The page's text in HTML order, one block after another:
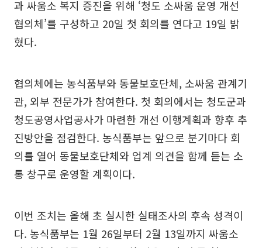
과 싸움소 복지 증진을 위해 ‘청도 소싸움 운영 개선
협의체’를 구성하고 20일 첫 회의를 연다고 19일 밝
혔다.
협의체에는 농식품부와 동물보호단체, 소싸움 관계기
관, 외부 전문가가 참여한다. 첫 회의에서는 청도군과
청도공영사업공사가 마련한 개선 이행계획과 향후 추
진방안을 점검한다. 농식품부는 앞으로 분기마다 회
의를 열어 동물보호단체와 업계 의견을 함께 듣는 소
통 창구로 운영할 계획이다.
이번 조치는 올해 초 실시한 실태조사의 후속 성격이
다. 농식품부는 1월 26일부터 2월 13일까지 싸움소